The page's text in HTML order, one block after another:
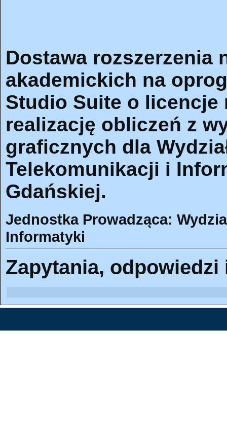
Dostawa rozszerzenia
akademickich na
Studio Suite o licencje
realizację obliczeń z
graficznych dla
Telekomunikacji i
Gdańskiej.
Jednostka Prowadząca:
Informatyki
Zapytania, odpowiedzi